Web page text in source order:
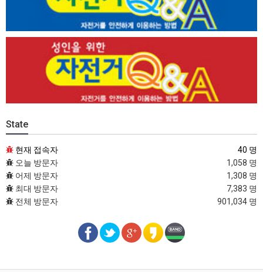
State
현재 접속자
40 명
오늘 방문자
1,058 명
어제 방문자
1,308 명
최대 방문자
7,383 명
전체 방문자
901,034 명